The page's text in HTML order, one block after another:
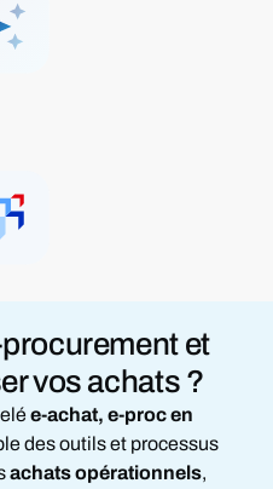
procurementet
vos achats ?
e-achat, e-proc en
des outils et processus
achats opérationnels,